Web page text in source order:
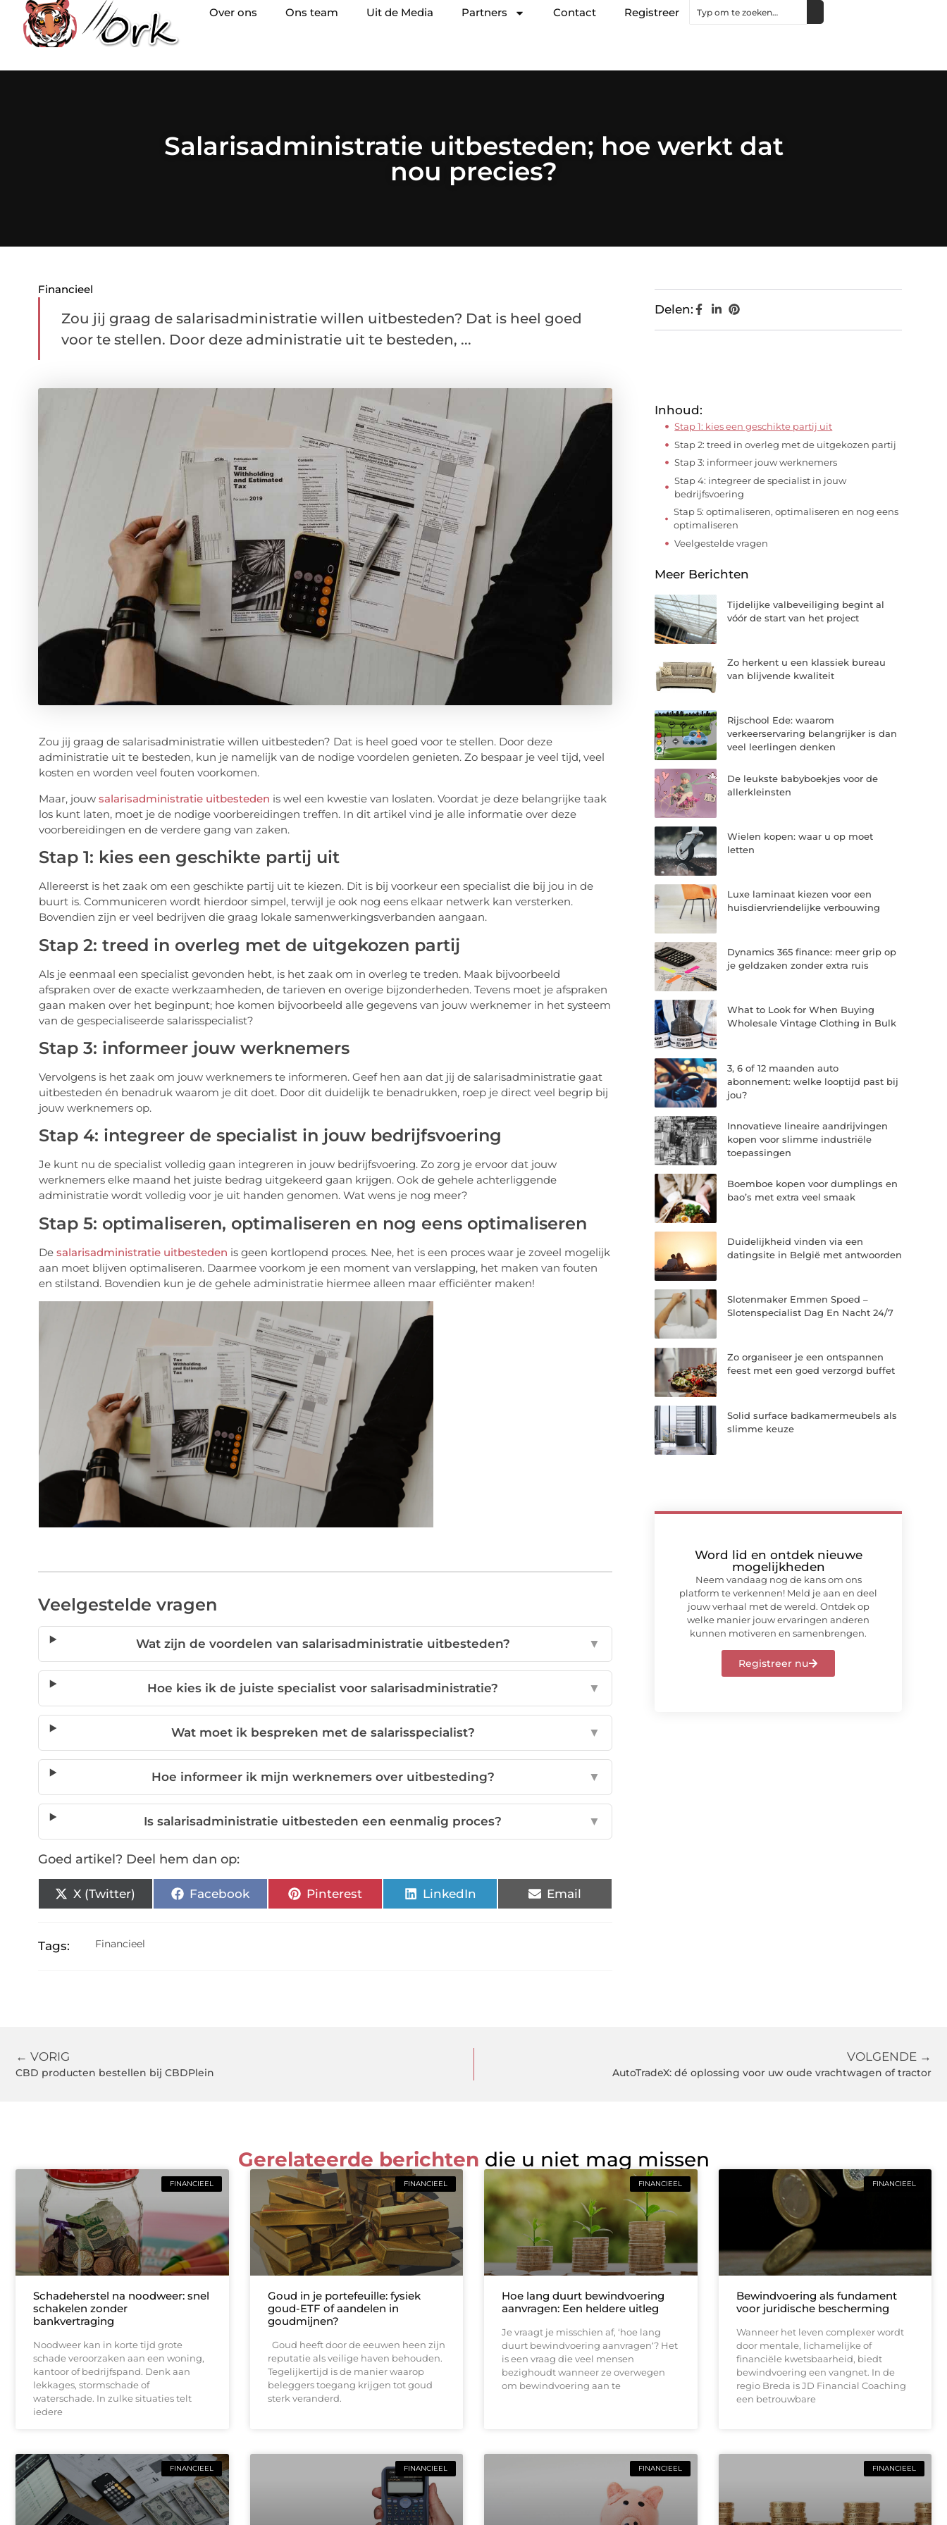
Over ons Ons team Uit de Media Partners Contact Registreer
Salarisadministratie uitbesteden; hoe werkt dat
nou precies?
Financieel
Zou jij graag de salarisadministratie willen uitbesteden? Dat is heel goed
voor te stellen. Door deze administratie uit te besteden, ...
Zou jij graag de salarisadministratie willen uitbesteden? Dat is heel goed voor te stellen. Door deze
administratie uit te besteden, kun je namelijk van de nodige voordelen genieten. Zo bespaar je veel tijd, veel
kosten en worden veel fouten voorkomen.
Maar, jouw salarisadministratie uitbesteden is wel een kwestie van loslaten. Voordat je deze belangrijke taak
los kunt laten, moet je de nodige voorbereidingen treffen. In dit artikel vind je alle informatie over deze
voorbereidingen en de verdere gang van zaken.
Stap 1: kies een geschikte partij uit
Allereerst is het zaak om een geschikte partij uit te kiezen. Dit is bij voorkeur een specialist die bij jou in de
buurt is. Communiceren wordt hierdoor simpel, terwijl je ook nog eens elkaar netwerk kan versterken.
Bovendien zijn er veel bedrijven die graag lokale samenwerkingsverbanden aangaan.
Stap 2: treed in overleg met de uitgekozen partij
Als je eenmaal een specialist gevonden hebt, is het zaak om in overleg te treden. Maak bijvoorbeeld
afspraken over de exacte werkzaamheden, de tarieven en overige bijzonderheden. Tevens moet je afspraken
gaan maken over het beginpunt; hoe komen bijvoorbeeld alle gegevens van jouw werknemer in het systeem
van de gespecialiseerde salarisspecialist?
Stap 3: informeer jouw werknemers
Vervolgens is het zaak om jouw werknemers te informeren. Geef hen aan dat jij de salarisadministratie gaat
uitbesteden én benadruk waarom je dit doet. Door dit duidelijk te benadrukken, roep je direct veel begrip bij
jouw werknemers op.
Stap 4: integreer de specialist in jouw bedrijfsvoering
Je kunt nu de specialist volledig gaan integreren in jouw bedrijfsvoering. Zo zorg je ervoor dat jouw
werknemers elke maand het juiste bedrag uitgekeerd gaan krijgen. Ook de gehele achterliggende
administratie wordt volledig voor je uit handen genomen. Wat wens je nog meer?
Stap 5: optimaliseren, optimaliseren en nog eens optimaliseren
De salarisadministratie uitbesteden is geen kortlopend proces. Nee, het is een proces waar je zoveel mogelijk
aan moet blijven optimaliseren. Daarmee voorkom je een moment van verslapping, het maken van fouten
en stilstand. Bovendien kun je de gehele administratie hiermee alleen maar efficiënter maken!
Veelgestelde vragen
Wat zijn de voordelen van salarisadministratie uitbesteden? ▼
Hoe kies ik de juiste specialist voor salarisadministratie? ▼
Wat moet ik bespreken met de salarisspecialist? ▼
Hoe informeer ik mijn werknemers over uitbesteding? ▼
Is salarisadministratie uitbesteden een eenmalig proces? ▼
Goed artikel? Deel hem dan op:
X (Twitter) Facebook Pinterest LinkedIn Email
Tags: Financieel
Delen:
Inhoud:
Stap 1: kies een geschikte partij uit
Stap 2: treed in overleg met de uitgekozen partij
Stap 3: informeer jouw werknemers
Stap 4: integreer de specialist in jouw
bedrijfsvoering
Stap 5: optimaliseren, optimaliseren en nog eens
optimaliseren
Veelgestelde vragen
Meer Berichten
Tijdelijke valbeveiliging begint al
vóór de start van het project
Zo herkent u een klassiek bureau
van blijvende kwaliteit
Rijschool Ede: waarom
verkeerservaring belangrijker is dan
veel leerlingen denken
De leukste babyboekjes voor de
allerkleinsten
Wielen kopen: waar u op moet
letten
Luxe laminaat kiezen voor een
huisdiervriendelijke verbouwing
Dynamics 365 finance: meer grip op
je geldzaken zonder extra ruis
What to Look for When Buying
Wholesale Vintage Clothing in Bulk
3, 6 of 12 maanden auto
abonnement: welke looptijd past bij
jou?
Innovatieve lineaire aandrijvingen
kopen voor slimme industriële
toepassingen
Boemboe kopen voor dumplings en
bao’s met extra veel smaak
Duidelijkheid vinden via een
datingsite in België met antwoorden
Slotenmaker Emmen Spoed –
Slotenspecialist Dag En Nacht 24/7
Zo organiseer je een ontspannen
feest met een goed verzorgd buffet
Solid surface badkamermeubels als
slimme keuze
Word lid en ontdek nieuwe
mogelijkheden
Neem vandaag nog de kans om ons
platform te verkennen! Meld je aan en deel
jouw verhaal met de wereld. Ontdek op
welke manier jouw ervaringen anderen
kunnen motiveren en samenbrengen.
Registreer nu
← VORIG
CBD producten bestellen bij CBDPlein
VOLGENDE →
AutoTradeX: dé oplossing voor uw oude vrachtwagen of tractor
Gerelateerde berichten die u niet mag missen
FINANCIEEL
Schadeherstel na noodweer: snel
schakelen zonder
bankvertraging
Noodweer kan in korte tijd grote
schade veroorzaken aan een woning,
kantoor of bedrijfspand. Denk aan
lekkages, stormschade of
waterschade. In zulke situaties telt
iedere
FINANCIEEL
Goud in je portefeuille: fysiek
goud-ETF of aandelen in
goudmijnen?
Goud heeft door de eeuwen heen zijn
reputatie als veilige haven behouden.
Tegelijkertijd is de manier waarop
beleggers toegang krijgen tot goud
sterk veranderd.
FINANCIEEL
Hoe lang duurt bewindvoering
aanvragen: Een heldere uitleg
Je vraagt je misschien af, ‘hoe lang
duurt bewindvoering aanvragen‘? Het
is een vraag die veel mensen
bezighoudt wanneer ze overwegen
om bewindvoering aan te
FINANCIEEL
Bewindvoering als fundament
voor juridische bescherming
Wanneer het leven complexer wordt
door mentale, lichamelijke of
financiële kwetsbaarheid, biedt
bewindvoering een vangnet. In de
regio Breda is JD Financial Coaching
een betrouwbare
FINANCIEEL FINANCIEEL FINANCIEEL FINANCIEEL